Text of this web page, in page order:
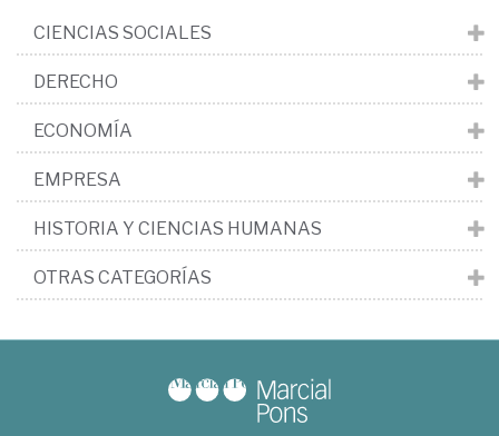
CIENCIAS SOCIALES
DERECHO
ECONOMÍA
EMPRESA
HISTORIA Y CIENCIAS HUMANAS
OTRAS CATEGORÍAS